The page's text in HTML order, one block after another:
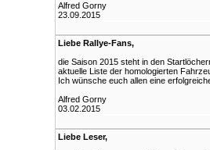
Alfred Gorny
23.09.2015
Liebe Rallye-Fans,
die Saison 2015 steht in den
aktuelle Liste der homologierten
Ich wünsche euch allen eine
Alfred Gorny
03.02.2015
Liebe Leser,